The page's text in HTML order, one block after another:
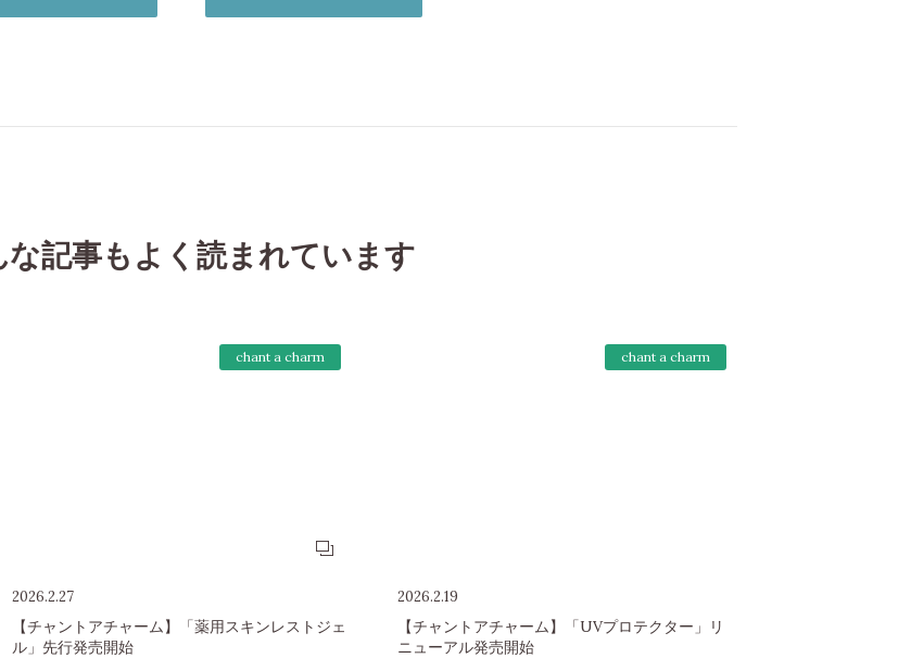
な記事もよく読まれています
chant a charm
2026.2.27
【チャントアチャーム】「薬用スキンレストジェ
ル」先行発売開始
chant a charm
2026.2.19
【チャントアチャーム】「UVプロテクター」リ
ニューアル発売開始